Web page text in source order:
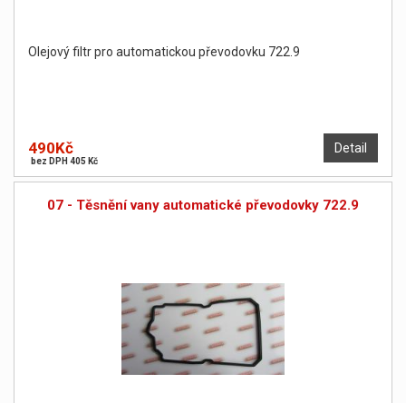
Olejový filtr pro automatickou převodovku 722.9
Detail
490Kč
bez DPH 405 Kč
07 - Těsnění vany automatické převodovky 722.9